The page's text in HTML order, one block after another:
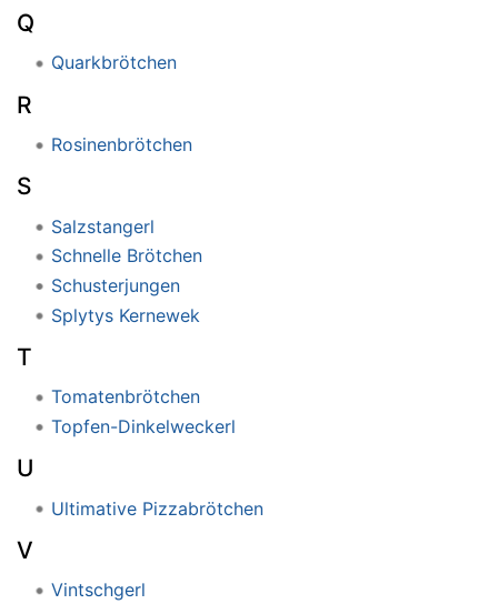
Q
Quarkbrötchen
R
Rosinenbrötchen
S
Salzstangerl
Schnelle Brötchen
Schusterjungen
Splytys Kernewek
T
Tomatenbrötchen
Topfen-Dinkelweckerl
U
Ultimative Pizzabrötchen
V
Vintschgerl